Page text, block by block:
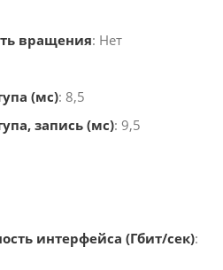
вращения: Нет
(мс): 8,5
запись (мс): 9,5
интерфейса (Гбит/сек):